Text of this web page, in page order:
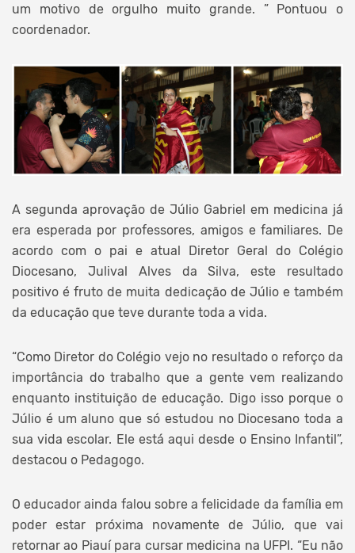
um motivo de orgulho muito grande. ” Pontuou o
coordenador.
A segunda aprovação de Júlio Gabriel em medicina já
era esperada por professores, amigos e familiares. De
acordo com o pai e atual Diretor Geral do Colégio
Diocesano, Julival Alves da Silva, este resultado
positivo é fruto de muita dedicação de Júlio e também
da educação que teve durante toda a vida.
“Como Diretor do Colégio vejo no resultado o reforço da
importância do trabalho que a gente vem realizando
enquanto instituição de educação. Digo isso porque o
Júlio é um aluno que só estudou no Diocesano toda a
sua vida escolar. Ele está aqui desde o Ensino Infantil”,
destacou o Pedagogo.
O educador ainda falou sobre a felicidade da família em
poder estar próxima novamente de Júlio, que vai
retornar ao Piauí para cursar medicina na UFPI. “Eu não